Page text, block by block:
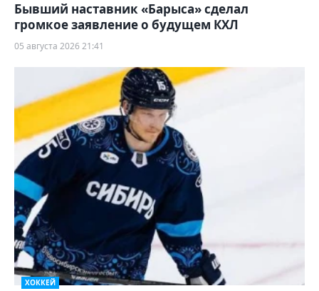
Бывший наставник «Барыса» сделал
громкое заявление о будущем КХЛ
05 августа 2026 21:41
ХОККЕЙ